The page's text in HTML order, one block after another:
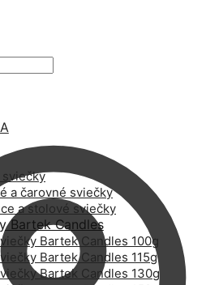
sviečky
a čarovné sviečky
a stolové sviečky
Bartek Candles
Bartek Candles 100g
Bartek Candles 115g
Bartek Candles 130g